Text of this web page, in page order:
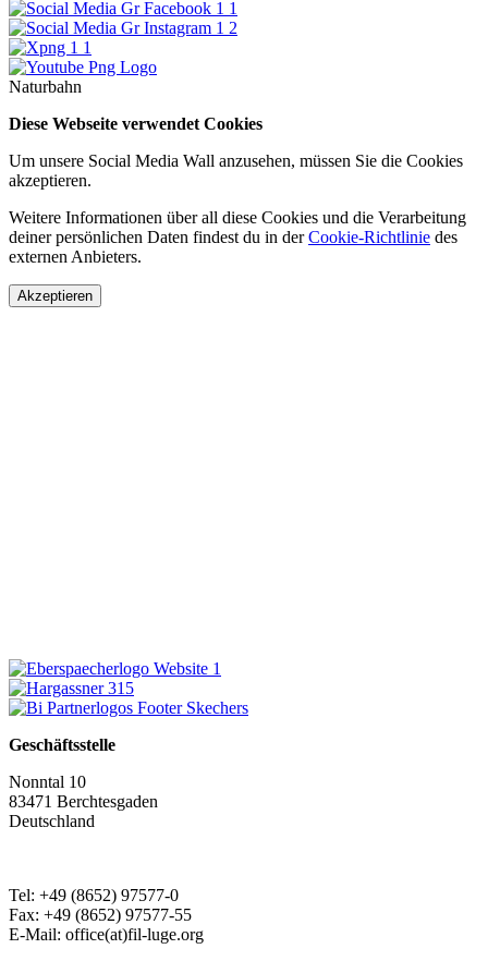
Naturbahn
Diese Webseite verwendet Cookies
Um unsere Social Media Wall anzusehen, müssen Sie die Cookies
akzeptieren.
Weitere Informationen über all diese Cookies und die Verarbeitung
deiner persönlichen Daten findest du in derCookie-Richtlinie des
externen Anbieters.
Akzeptieren
Geschäftsstelle
Nonntal 10
83471 Berchtesgaden
Deutschland
Tel: +49 (8652) 97577-0
Fax: +49 (8652) 97577-55
E-Mail: office(at)fil-luge.org